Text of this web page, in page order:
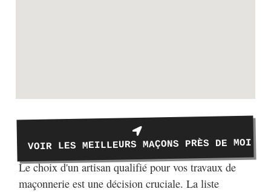
VOIR LES MEILLEURS MAÇONS PRÈS DE MOI
Le choix d'un artisan qualifié pour vos travaux de
maçonnerie est une décision cruciale. La liste